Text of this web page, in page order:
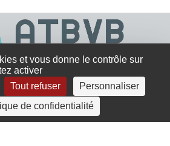
Terre
et vous donne le contrôle sur
activer
Tout refuser
Personnaliser
de confidentialité